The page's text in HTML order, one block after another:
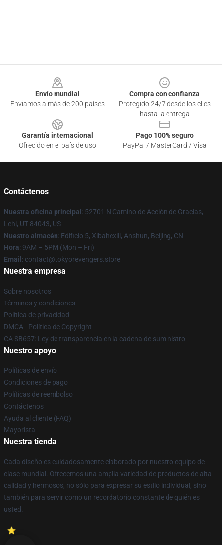
Envío mundial
Enviamos a más de 200 países
Compra con confianza
Protegido 24/7 desde los clics
hasta la entrega
Garantía internacional
Ofrecido en el país de uso
Pago 100% seguro
PayPal / MasterCard / Visa
Contáctenos
Nuestra oficina principal : 52701 N Camino de Acción de Gracias,
Lehi, UT 84043, US
Nuestro almacén: Edificio 5, Xibahexili, Anshun, Beijing, CN
Hora: 9AM – 5PM (Mon – Fri)
Email : contact@tokyorevengers.store
Nuestra empresa
Sobre nosotros
Términos y condiciones
Política de privacidad
DMCA - Política de Copyright
CA SB657: Ley de transparencia en la cadena de suministro
Nuestro apoyo
Políticas de envío
Condiciones de pago
Políticas de reembolso
Contáctenos
Ayuda al cliente (FAQ)
Mayorista
Nuestra tienda
Cada diseño es cuidadosamente elaborado por nuestro equipo de
clase mundial. Ofrecemos una amplia variedad de productos de alta
calidad y hermosos, no sólo para expresar su estilo individual, sino
también para servir como un recordatorio constante de quién es
usted.